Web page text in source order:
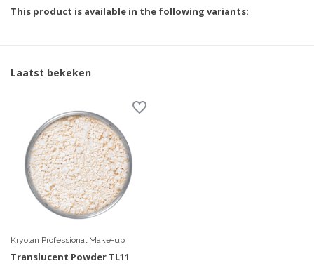
This product is available in the following variants:
Laatst bekeken
Kryolan Professional Make-up
Translucent Powder TL11